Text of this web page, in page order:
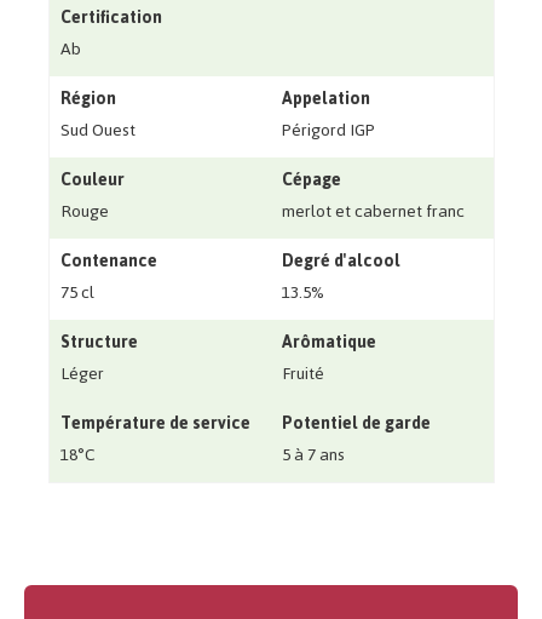
Certification
Ab
Région
Sud Ouest
Appelation
Périgord IGP
Couleur
Rouge
Cépage
merlot et cabernet franc
Contenance
75 cl
Degré d'alcool
13.5%
Structure
Léger
Arômatique
Fruité
Température de service
18°C
Potentiel de garde
5 à 7 ans